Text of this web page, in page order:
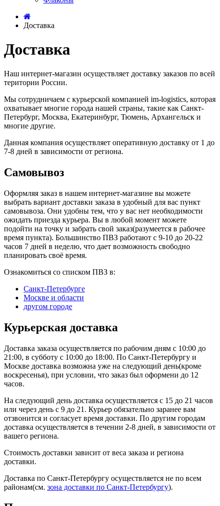
Доставка
Доставка
Наш интернет-магазин осуществляет доставку заказов по всей
територии России.
Мы сотрудничаем с курьерской компанией im-logistics, которая
охватывает многие города нашей страны, такие как Санкт-
Петербург, Москва, Екатеринбург, Тюмень, Архангельск и
многие другие.
Данная компания осуществляет оперативную доставку от 1 до
7-8 дней в зависимости от региона.
Самовывоз
Оформляя заказ в нашем интернет-магазине вы можете
выбрать вариант доставки заказа в удобный для вас пункт
самовывоза. Они удобны тем, что у вас нет необходимости
ожидать приезда курьера. Вы в любой момент можете
подойти на точку и забрать свой заказ(разумеется в рабочее
время пункта). Большинство ПВЗ работают с 9-10 до 20-22
часов 7 дней в неделю, что дает возможность свободно
планировать своё время.
Ознакомиться со списком ПВЗ в:
Санкт-Петербурге
Москве и области
другом городе
Курьерская доставка
Доставка заказа осуществляется по рабочим дням с 10:00 до
21:00, в субботу с 10:00 до 18:00. По Санкт-Петербургу и
Москве доставка возможна уже на следующий день(кроме
воскресенья), при условии, что заказ был оформени до 12
часов.
На следующий день доставка осуществляется с 15 до 21 часов
или через день с 9 до 21. Курьер обязательно заранее вам
отзвонится и согласует время доставки. По другим городам
доставка осуществляется в течении 2-8 дней, в зависимости от
вашего региона.
Стоимость доставки зависит от веса заказа и региона
доставки.
Доставка по Санкт-Петербургу осуществляется не по всем
районам(см. зона доставки по Санкт-Петербургу).